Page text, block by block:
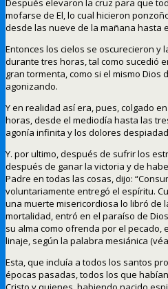
Después elevaron la cruz para que
mofarse de El, lo cual hicieron
desde las nueve de la mañana hasta
Entonces los cielos se oscurecieron y
durante tres horas, tal como sucedió
gran tormenta, como si el mismo Dios
agonizando.
Y en realidad así era, pues, colgado
horas, desde el mediodía hasta las
agonía infinita y los dolores
Y. por ultimo, después de sufrir los
después de ganar la victoria y de
Padre en todas las cosas, dijo:
voluntariamente entregó el espíritu.
una muerte misericordiosa lo libró de
mortalidad, entró en el paraíso de
su alma como ofrenda por el
linaje, según la palabra mesiánica
Esta, que incluía a todos los santos
épocas pasadas, todos los que